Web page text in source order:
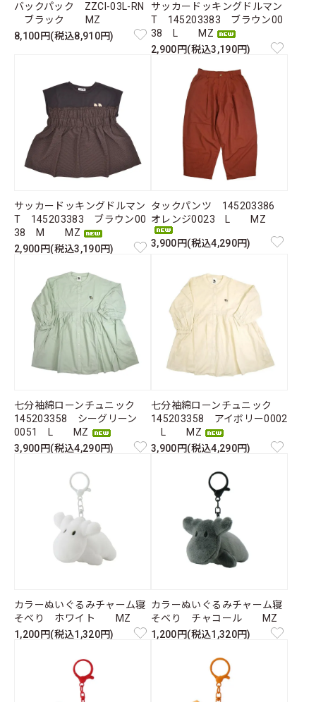
バックパック ZZCI-03L-RN
ブラック MZ
8,100円(税込8,910円)
サッカードッキングドルマン
T 145203383 ブラウン00
38 L MZ
2,900円(税込3,190円)
サッカードッキングドルマン
T 145203383 ブラウン00
38 M MZ
2,900円(税込3,190円)
タックパンツ 145203386
オレンジ0023 L MZ
3,900円(税込4,290円)
七分袖綿ローンチュニック
145203358 シーグリーン
0051 L MZ
3,900円(税込4,290円)
七分袖綿ローンチュニック
145203358 アイボリー0002
L MZ
3,900円(税込4,290円)
カラーぬいぐるみチャーム寝
そべり ホワイト MZ
1,200円(税込1,320円)
カラーぬいぐるみチャーム寝
そべり チャコール MZ
1,200円(税込1,320円)